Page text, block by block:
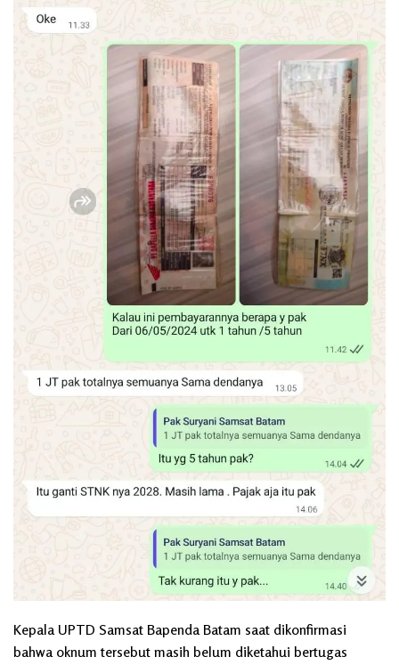
Kepala UPTD Samsat Bapenda Batam saat dikonfirmasi
bahwa oknum tersebut masih belum diketahui bertugas